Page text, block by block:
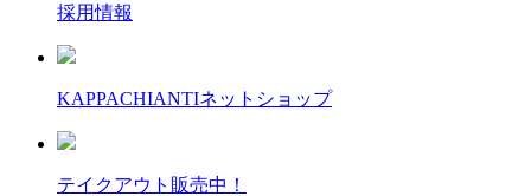
採用情報
KAPPACHIANTIネットショップ
テイクアウト販売中！